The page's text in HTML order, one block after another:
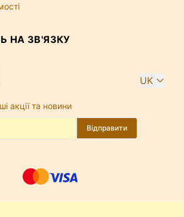
НА ЗВ'ЯЗКУ
UK
акції та новини
Відправити